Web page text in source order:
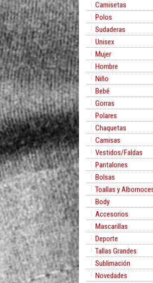
Camisetas
Polos
Sudaderas
Unisex
Mujer
Hombre
Niño
Bebé
Gorras
Polares
Chaquetas
Camisas
Vestidos/Faldas
Pantalones
Bolsas
Toallas y
Body
Accesorios
Mascarillas
Deporte
Tallas Grandes
Sublimación
Novedades